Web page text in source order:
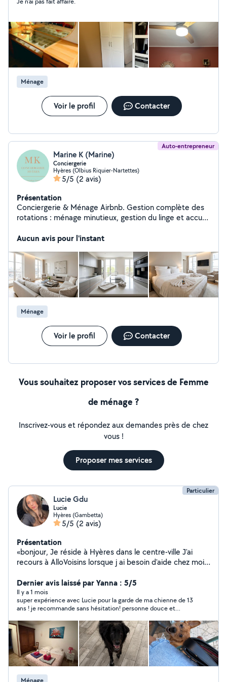
complètes. Mes domaines d'intervention : Dépannage &
courant, remplacement de fusibles ou disjoncteurs. ️
Installations & Rénovations : Pose de prises,
interrupteurs, luminaires, et raccordement de tableaux
électriques.
Ménage
Voir le profil Contacter
Auto-entrepreneur
Marine K (Marine)
Conciergerie
Hyères (Olbius Riquier-Nartettes)
5/5 (2 avis)
Présentation
Conciergerie & Ménage Airbnb. Gestion complète des
rotations : ménage minutieux, gestion du linge et accueil
revenus
Aucun avis pour l'instant
Ménage
Voir le profil Contacter
Vous souhaitez proposer vos services de Femme
de ménage ?
Inscrivez-vous et répondez aux demandes près de chez
vous !
Proposer mes services
Particulier
Lucie Gdu
Lucie
Hyères (Gambetta)
5/5 (2 avis)
Présentation
«bonjour, Je réside à Hyères dans le centre-ville J'ai
recours à AlloVoisins lorsque j ai besoin d'aide chez moi
rendre service à mes voisins. J adore les chats et les
chiens et prendre soin d'eux. J'ai toujours vécu entourée
d'animaux depuis mon enfance (poule, lapin, mouton,
chien, chat) ce qui m'a permis de développer une
grande habitude et beaucoup d'aisance dans leur prise
en charge. Je m'en occupe avec patience, douceur et
affection, en veillant toujours à leur bien-être. Chez moi,
ils sont choyés et profitent d'un environnement calme
et rassurant, comme à la maison. Je précise également
que je ne possède pas d'animaux et ne garde jamais
Dernier avis laissé par Yanna : 5/5
Il y a 1 mois
super expérience avec Lucie pour la garde de ma chienne de 13
ans ! je recommande sans hésitation! personne douce et
Ménage